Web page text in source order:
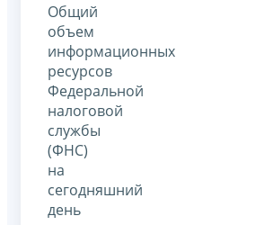
Общий
объем
информационных
ресурсов
Федеральной
налоговой
службы
(ФНС)
на
сегодняшний
день